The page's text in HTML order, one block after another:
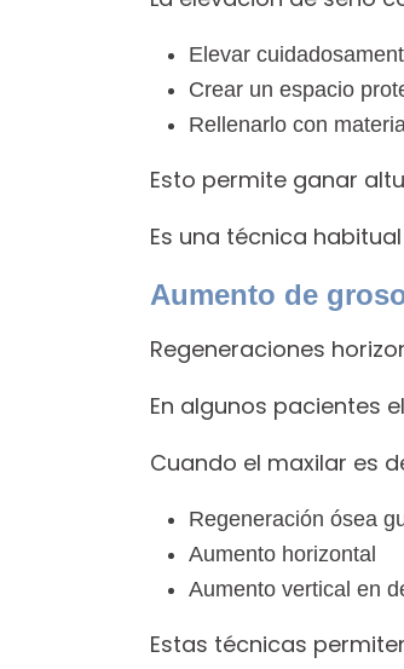
Elevar
Crear un espacio
Rellenarlo con
Esto permite ganar
Es una técnica
Aumento de
Regeneraciones
En algunos pacientes
Cuando el maxilar es
Regeneración ósea
Aumento horizontal
Aumento vertical en
Estas técnicas